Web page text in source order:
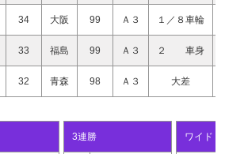
34 大阪 99 Ａ３ １／８車輪
33 福島 99 Ａ３ ２ 車身
32 青森 98 Ａ３ 大差
3連勝 ワイド